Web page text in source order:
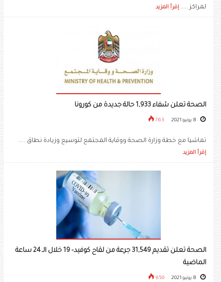
لمراكز ..... إقرأ المزيد
الصحة تعلن شفاء 1,933 حالة جديدة من كورونا
763
تماشيا مع خطة وزارة الصحة ووقاية المجتمع لتوسيع وزيادة نطاق .....
إقرأ المزيد
الصحة تعلن تقديم 31,549 جرعة من لقاح كوفيد- 19 خلال الـ 24 ساعة
الماضية
650